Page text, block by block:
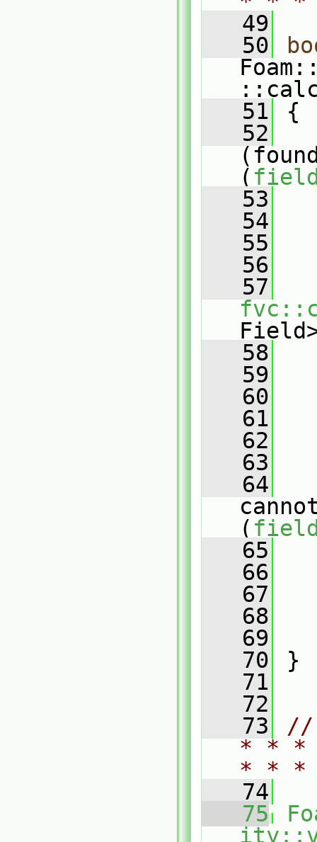
   49
   50
   51
{
   52
(
   53
   54
   55
   56
   57
   58
   59
   60
   61
   62
   63
   64
(
   65
   66
   67
   68
   69
   70
}
   71
   72
   73
//
* * *
* *
   74
   75